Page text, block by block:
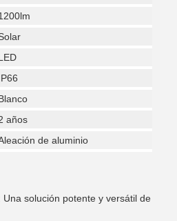
años
de aluminio
Una solución potente y versátil de